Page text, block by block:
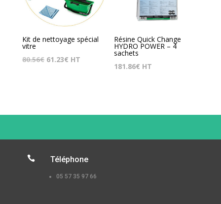
Kit de nettoyage spécial
vitre
80.56€ Le
61.23€ Le
HT
Résine Quick Change
HYDRO POWER – 4
sachets
181.86€ HT
 Téléphone
05 57 35 97 66